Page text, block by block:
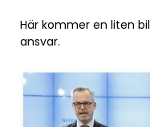
Här kommer en liten
ansvar.